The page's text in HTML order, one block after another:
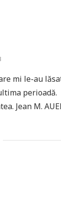
mi le-au
perioadă.
Jean M.